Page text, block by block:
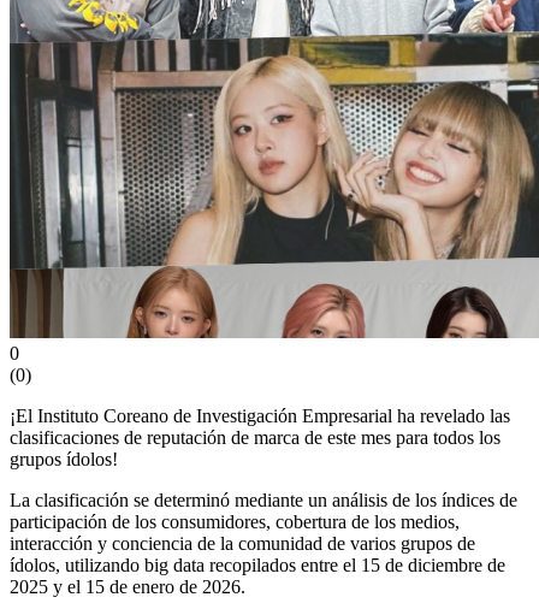
0
(0)
¡El Instituto Coreano de Investigación Empresarial ha revelado las
clasificaciones de reputación de marca de este mes para todos los
grupos ídolos!
La clasificación se determinó mediante un análisis de los índices de
participación de los consumidores, cobertura de los medios,
interacción y conciencia de la comunidad de varios grupos de
ídolos, utilizando big data recopilados entre el 15 de diciembre de
2025 y el 15 de enero de 2026.